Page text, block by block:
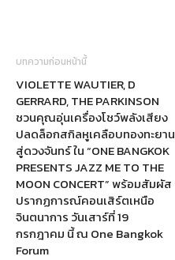
บทความก่อนหน้านี้
VIOLETTE WAUTIER, D
GERRARD, THE PARKINSON
ชวนคุณอุ่นเครื่องโชว์พลังเสียง
ปลดล็อกสกิลหูเคลือบทองทะยาน
สู่ดวงจันทร์ ใน “ONE BANGKOK
PRESENTS JAZZ ME TO THE
MOON CONCERT” พร้อมสัมผัส
ปรากฏการณ์คอนเสิร์ตเหนือ
จินตนาการ วันเสาร์ที่ 19
กรกฎาคม นี้ ณ One Bangkok
Forum